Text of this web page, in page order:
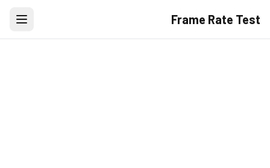
Frame Rate Test